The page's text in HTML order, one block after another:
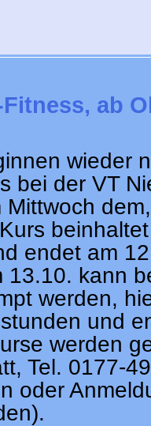
ab
wieder
bei der VT
Mittwoch
endet am
13.10. kann
werden,
und
werden
Tel. 0177-
oder